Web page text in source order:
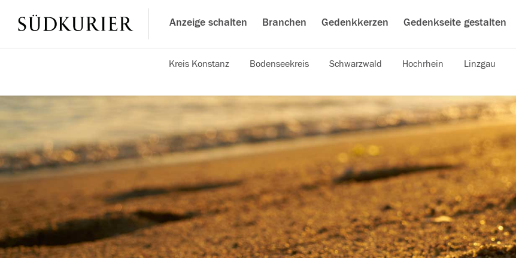
Anzeige schalten Branchen Gedenkkerzen Gedenkseite gestalten
Kreis Konstanz Bodenseekreis Schwarzwald Hochrhein Linzgau